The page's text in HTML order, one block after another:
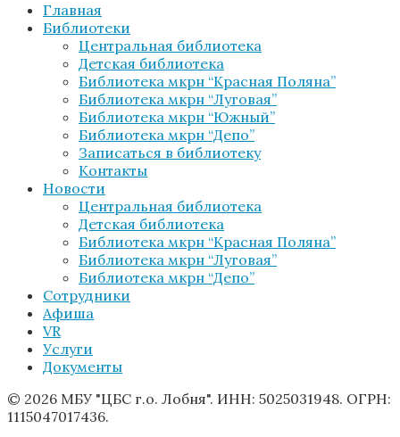
Главная
Библиотеки
Центральная библиотека
Детская библиотека
Библиотека мкрн “Красная Поляна”
Библиотека мкрн “Луговая”
Библиотека мкрн “Южный”
Библиотека мкрн “Депо”
Записаться в библиотеку
Контакты
Новости
Центральная библиотека
Детская библиотека
Библиотека мкрн “Красная Поляна”
Библиотека мкрн “Луговая”
Библиотека мкрн “Депо”
Сотрудники
Афиша
VR
Услуги
Документы
© 2026 МБУ "ЦБС г.о. Лобня". ИНН: 5025031948. ОГРН:
1115047017436.